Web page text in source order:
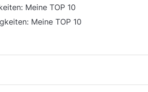
Meine TOP 10
Meine TOP 10